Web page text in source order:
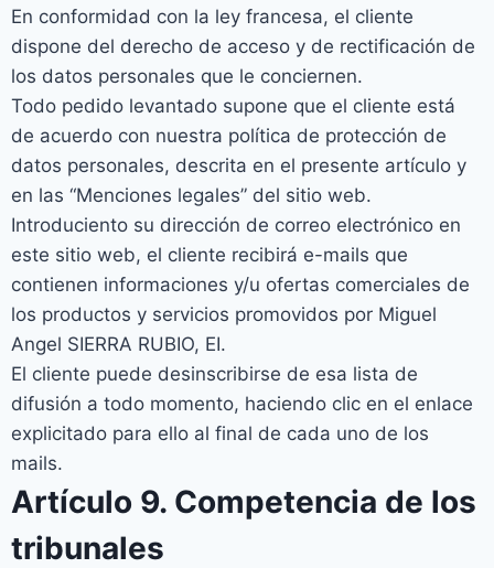
En conformidad con la ley francesa, el cliente
dispone del derecho de acceso y de rectificación de
los datos personales que le conciernen.
Todo pedido levantado supone que el cliente está
de acuerdo con nuestra política de protección de
datos personales, descrita en el presente artículo y
en las “Menciones legales” del sitio web.
Introduciento su dirección de correo electrónico en
este sitio web, el cliente recibirá e-mails que
contienen informaciones y/u ofertas comerciales de
los productos y servicios promovidos por Miguel
Angel SIERRA RUBIO, EI.
El cliente puede desinscribirse de esa lista de
difusión a todo momento, haciendo clic en el enlace
explicitado para ello al final de cada uno de los
mails.
Artículo 9. Competencia de los
tribunales